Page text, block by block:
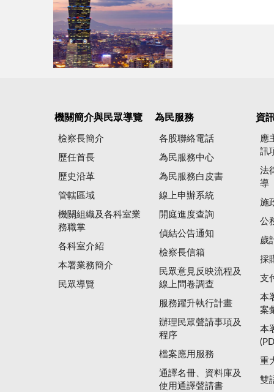
機關簡介與民眾導覽
檢察長簡介
歷任首長
歷史沿革
管轄區域
機關組織及各科室業
務職掌
各科室介紹
本署業務簡介
民眾導覽
為民服務
各股聯絡電話
為民服務中心
為民服務白皮書
線上申辦系統
開庭進度查詢
偵結公告通知
檢察長信箱
民眾意見反映流程及
線上問卷調查
服務躍升執行計畫
辦理民眾聲請事項及
程序
檔案應用服務
通譯名冊、資料庫及
使用通譯聲請書
資
應
訊
法
導
施
公
歲
採
支
本
案
本
重
雙